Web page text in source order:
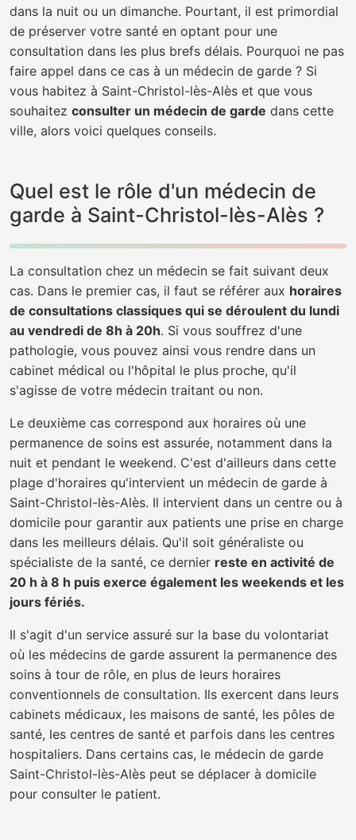
dans la nuit ou un dimanche. Pourtant, il est primordial
de préserver votre santé en optant pour une
consultation dans les plus brefs délais. Pourquoi ne pas
faire appel dans ce cas à un médecin de garde ? Si
vous habitez à Saint-Christol-lès-Alès et que vous
souhaitez consulter un médecin de garde dans cette
ville, alors voici quelques conseils.
Quel est le rôle d'un médecin de
garde à Saint-Christol-lès-Alès ?
La consultation chez un médecin se fait suivant deux
cas. Dans le premier cas, il faut se référer aux horaires
de consultations classiques qui se déroulent du lundi
au vendredi de 8h à 20h. Si vous souffrez d'une
pathologie, vous pouvez ainsi vous rendre dans un
cabinet médical ou l'hôpital le plus proche, qu'il
s'agisse de votre médecin traitant ou non.
Le deuxième cas correspond aux horaires où une
permanence de soins est assurée, notamment dans la
nuit et pendant le weekend. C'est d'ailleurs dans cette
plage d'horaires qu'intervient un médecin de garde à
Saint-Christol-lès-Alès. Il intervient dans un centre ou à
domicile pour garantir aux patients une prise en charge
dans les meilleurs délais. Qu'il soit généraliste ou
spécialiste de la santé, ce dernier reste en activité de
20 h à 8 h puis exerce également les weekends et les
jours fériés.
Il s'agit d'un service assuré sur la base du volontariat
où les médecins de garde assurent la permanence des
soins à tour de rôle, en plus de leurs horaires
conventionnels de consultation. Ils exercent dans leurs
cabinets médicaux, les maisons de santé, les pôles de
santé, les centres de santé et parfois dans les centres
hospitaliers. Dans certains cas, le médecin de garde
Saint-Christol-lès-Alès peut se déplacer à domicile
pour consulter le patient.